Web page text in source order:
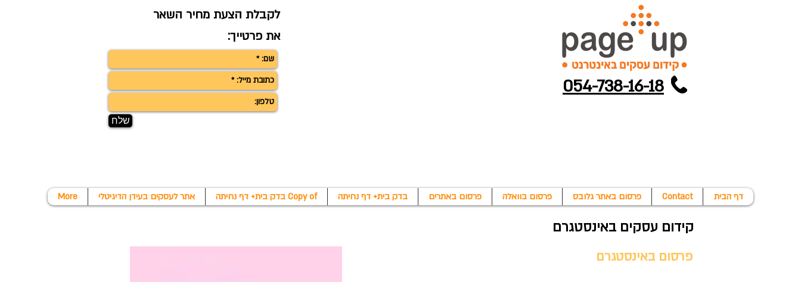
לקבלת הצעת מחיר השאר
את פרטייך:
שלח
054-738-16-18
דף הבית Contact פרסום באתר גלובס פרסום בוואלה פרסום באתרים בדק בית+ דף נחיתה Copy of בדק בית+ דף נחיתה אתר לעסקים בעידן הדיגיטלי More
קידום עסקים באינסטגרם
פרסום באינסטגרם